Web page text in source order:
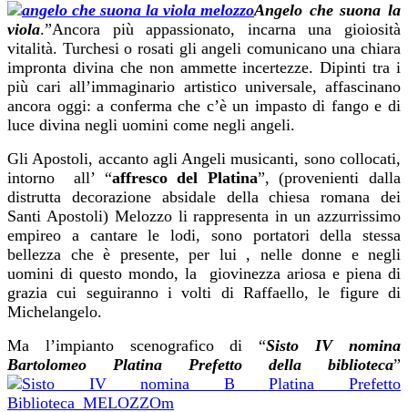
Angelo che suona la
viola.”Ancora più appassionato, incarna una gioiosità
vitalità. Turchesi o rosati gli angeli comunicano una chiara
impronta divina che non ammette incertezze. Dipinti tra i
più cari all’immaginario artistico universale, affascinano
ancora oggi: a conferma che c’è un impasto di fango e di
luce divina negli uomini come negli angeli.
Gli Apostoli, accanto agli Angeli musicanti, sono collocati,
intorno all’ “affresco del Platina”, (provenienti dalla
distrutta decorazione absidale della chiesa romana dei
Santi Apostoli) Melozzo li rappresenta in un azzurrissimo
empireo a cantare le lodi, sono portatori della stessa
bellezza che è presente, per lui , nelle donne e negli
uomini di questo mondo, la giovinezza ariosa e piena di
grazia cui seguiranno i volti di Raffaello, le figure di
Michelangelo.
Ma l’impianto scenografico di “Sisto IV nomina
Bartolomeo Platina Prefetto della biblioteca”